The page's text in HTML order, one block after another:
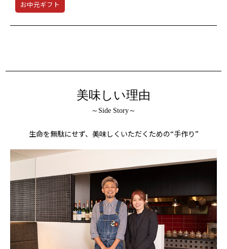
お中元ギフト
美味しい理由
～Side Story～
生命を無駄にせず、美味しくいただくための“手作り”